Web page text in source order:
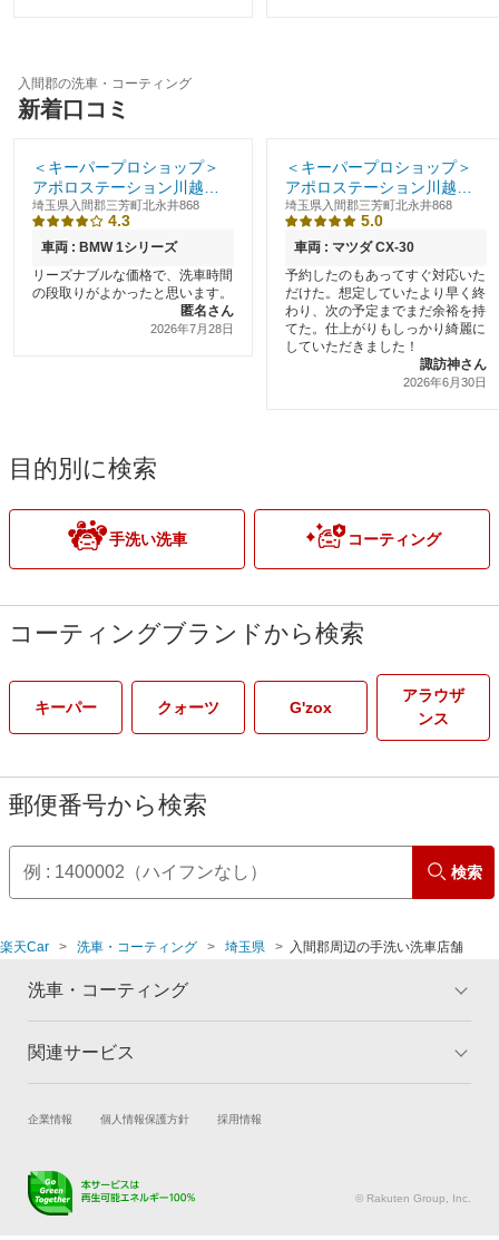
入間郡の洗車・コーティング
新着口コミ
＜キーパープロショップ＞
アポロステーション川越街
道大井SS
埼玉県入間郡三芳町北永井868
4.3
車両 : BMW 1シリーズ
リーズナブルな価格で、洗車時間
の段取りがよかったと思います。
匿名さん
2026年7月28日
＜キーパープロショップ＞
アポロステーション川越街
道大井SS
埼玉県入間郡三芳町北永井868
5.0
車両 : マツダ CX-30
予約したのもあってすぐ対応いた
だけた。想定していたより早く終
わり、次の予定までまだ余裕を持
てた。仕上がりもしっかり綺麗に
していただきました！
諏訪神さん
2026年6月30日
目的別に検索
手洗い洗車 コーティング
コーティングブランドから検索
キーパー クォーツ G'zox
アラウザ
ンス
郵便番号から検索
検索
楽天Car 洗車・コーティング 埼玉県 入間郡周辺の手洗い洗車店舗
洗車・コーティング
トップ
コーティングとは コーティング診断
よくある質問
関連サービス
試乗・商談 新車購入
キズ修理予約
メンテナンス管理
企業情報 個人情報保護方針 採用情報
© Rakuten Group, Inc.